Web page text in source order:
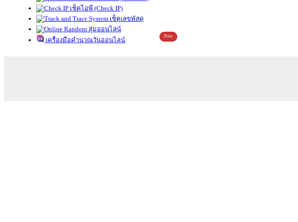
เช็คไอพี (Check IP)
เช็คเลขพัสดุ
สุ่มออนไลน์
เครื่องมือคำนวณวันออนไลน์
New